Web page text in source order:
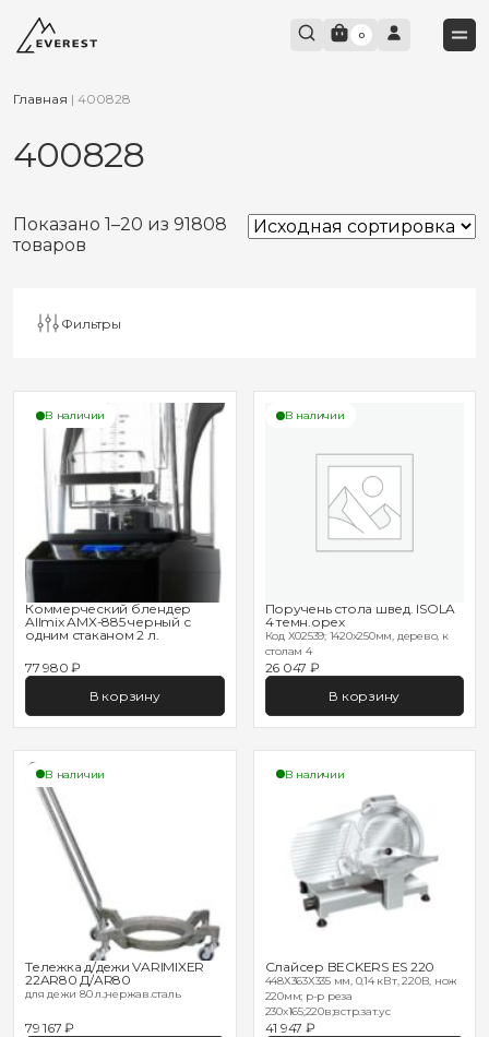
0
Главная | 400828
400828
Показано 1–20 из 91808
товаров
Фильтры
В наличии
Коммерческий блендер
Allmix AMX-885 черный с
одним стаканом 2 л.
77 980 ₽
В корзину
В наличии
Поручень стола швед. ISOLA
4 темн.орех
Код X02539; 1420х250мм, дерево, к
столам 4
26 047 ₽
В корзину
В наличии
Тележка д/дежи VARIMIXER
22AR80 Д/AR80
для дежи 80 л.;нержав.сталь
79 167 ₽
В наличии
Слайсер BECKERS ES 220
448Х363Х335 мм, 0,14 кВт, 220В, нож
220мм; р-р реза
230х165;220в;встр.зат.ус
41 947 ₽